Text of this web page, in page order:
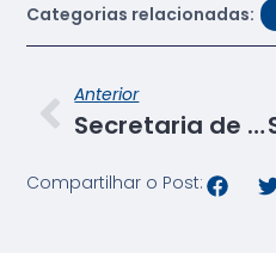
Categorias relacionadas:
Anterior
Secretaria de Saúde de Aracaju apresenta proposta de parceria institucional ao Senac/SE
Compartilhar o Post: